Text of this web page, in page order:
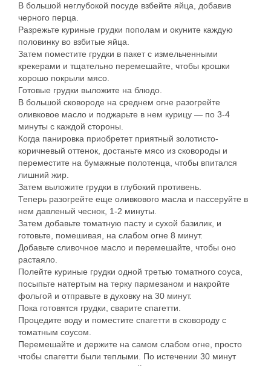
В большой неглубокой посуде взбейте яйца, добавив
черного перца.
Разрежьте куриные грудки пополам и окуните каждую
половинку во взбитые яйца.
Затем поместите грудки в пакет с измельченными
крекерами и тщательно перемешайте, чтобы крошки
хорошо покрыли мясо.
Готовые грудки выложите на блюдо.
В большой сковороде на среднем огне разогрейте
оливковое масло и поджарьте в нем курицу — по 3-4
минуты с каждой стороны.
Когда панировка приобретет приятный золотисто-
коричневый оттенок, достаньте мясо из сковороды и
переместите на бумажные полотенца, чтобы впитался
лишний жир.
Затем выложите грудки в глубокий противень.
Теперь разогрейте еще оливкового масла и пассеруйте в
нем давленый чеснок, 1-2 минуты.
Затем добавьте томатную пасту и сухой базилик, и
готовьте, помешивая, на слабом огне 8 минут.
Добавьте сливочное масло и перемешайте, чтобы оно
растаяло.
Полейте куриные грудки одной третью томатного соуса,
посыпьте натертым на терку пармезаном и накройте
фольгой и отправьте в духовку на 30 минут.
Пока готовятся грудки, сварите спагетти.
Процедите воду и поместите спагетти в сковороду с
томатным соусом.
Перемешайте и держите на самом слабом огне, просто
чтобы спагетти были теплыми. По истечении 30 минут